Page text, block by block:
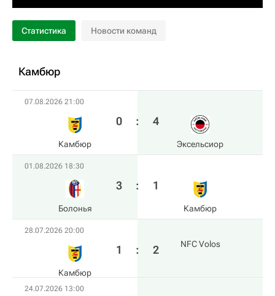
Статистика Новости команд
Камбюр
07.08.2026 21:00
Камбюр
0 : 4
Эксельсиор
01.08.2026 18:30
Болонья
3 : 1
Камбюр
28.07.2026 20:00
Камбюр
1 : 2 NFC Volos
24.07.2026 13:00